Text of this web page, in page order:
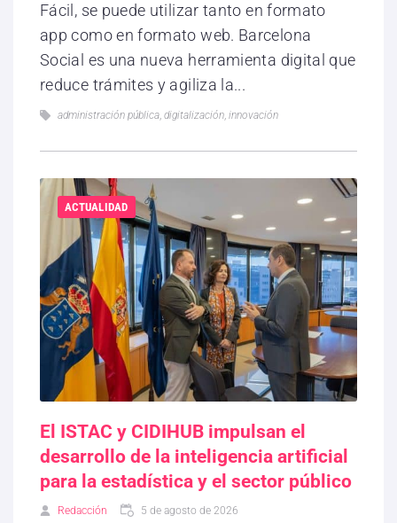
Fácil, se puede utilizar tanto en formato
app como en formato web. Barcelona
Social es una nueva herramienta digital que
reduce trámites y agiliza la...
administración pública, digitalización, innovación
ACTUALIDAD
El ISTAC y CIDIHUB impulsan el
desarrollo de la inteligencia artificial
para la estadística y el sector público
Redacción 5 de agosto de 2026